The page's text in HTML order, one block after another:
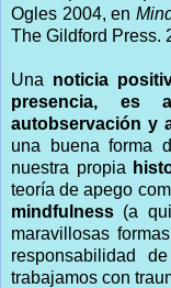
Ogles 2004, en
The Gildford Press.
Una noticia
presencia, es
autobservación y
una buena forma
nuestra propia
teoría de apego
mindfulness (a
maravillosas
responsabilidad
trabajamos con